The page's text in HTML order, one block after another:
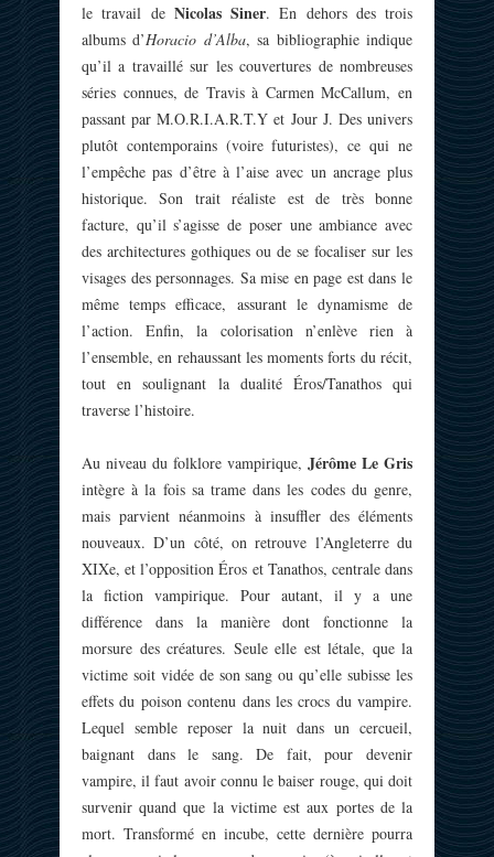
le travail de Nicolas Siner. En dehors des trois
albums d’Horacio d’Alba, sa bibliographie indique
qu’il a travaillé sur les couvertures de nombreuses
séries connues, de Travis à Carmen McCallum, en
passant par M.O.R.I.A.R.T.Y et Jour J. Des univers
plutôt contemporains (voire futuristes), ce qui ne
l’empêche pas d’être à l’aise avec un ancrage plus
historique. Son trait réaliste est de très bonne
facture, qu’il s’agisse de poser une ambiance avec
des architectures gothiques ou de se focaliser sur les
visages des personnages. Sa mise en page est dans le
même temps efficace, assurant le dynamisme de
l’action. Enfin, la colorisation n’enlève rien à
l’ensemble, en rehaussant les moments forts du récit,
tout en soulignant la dualité Éros/Tanathos qui
traverse l’histoire.
Au niveau du folklore vampirique, Jérôme Le Gris
intègre à la fois sa trame dans les codes du genre,
mais parvient néanmoins à insuffler des éléments
nouveaux. D’un côté, on retrouve l’Angleterre du
XIXe, et l’opposition Éros et Tanathos, centrale dans
la fiction vampirique. Pour autant, il y a une
différence dans la manière dont fonctionne la
morsure des créatures. Seule elle est létale, que la
victime soit vidée de son sang ou qu’elle subisse les
effets du poison contenu dans les crocs du vampire.
Lequel semble reposer la nuit dans un cercueil,
baignant dans le sang. De fait, pour devenir
vampire, il faut avoir connu le baiser rouge, qui doit
survenir quand que la victime est aux portes de la
mort. Transformé en incube, cette dernière pourra